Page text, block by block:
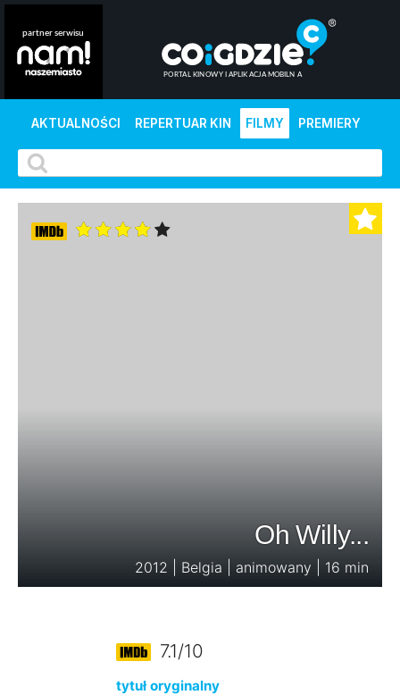
AKTUALNOŚCI REPERTUAR KIN FILMY PREMIERY
Oh Willy...
2012 | Belgia | animowany | 16 min
7.1/10
tytuł oryginalny